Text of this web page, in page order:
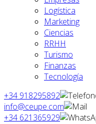
Logística
Marketing
Ciencias
RRHH
Turismo
Finanzas
Tecnología
+34 918295892
info@ceupe.com
+34 621365929